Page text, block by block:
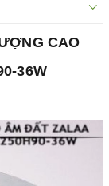
CAO
36W